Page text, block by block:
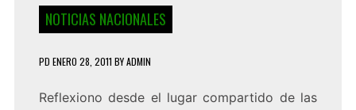
NOTICIAS NACIONALES
PD ENERO 28, 2011 BYADMIN
Reflexiono desde el lugar compartido de las